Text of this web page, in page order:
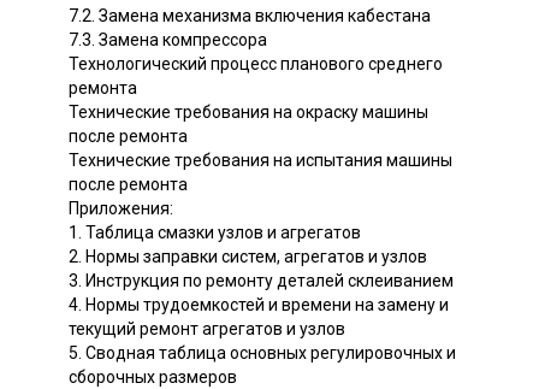
7.2. Замена механизма включения кабестана
7.3. Замена компрессора
Технологический процесс планового среднего
ремонта
Технические требования на окраску машины
после ремонта
Технические требования на испытания машины
после ремонта
Приложения:
1. Таблица смазки узлов и агрегатов
2. Нормы заправки систем, агрегатов и узлов
3. Инструкция по ремонту деталей склеиванием
4. Нормы трудоемкостей и времени на замену и
текущий ремонт агрегатов и узлов
5. Сводная таблица основных регулировочных и
сборочных размеров